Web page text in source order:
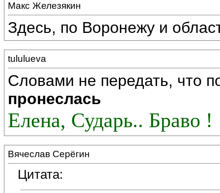
Макс Железякин
Здесь, по Воронежу и
tululueva
Словами не передать, что
пронеслась
Елена, Сударь.. Браво !
Вячеслав Серёгин
Цитата: